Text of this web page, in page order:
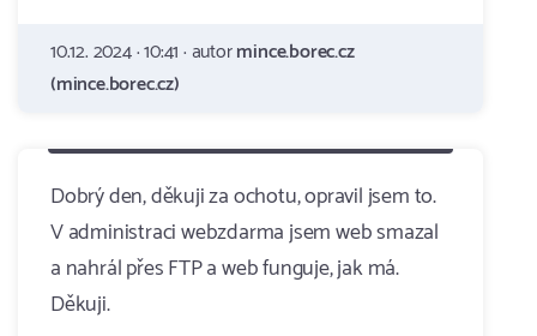
10.12. 2024 · 10:41 · autormince.borec.cz
(mince.borec.cz)
Dobrý den, děkuji za ochotu, opravil jsem to.
V administraci webzdarma jsem web smazal
a nahrál přes FTP a web funguje, jak má.
Děkuji.